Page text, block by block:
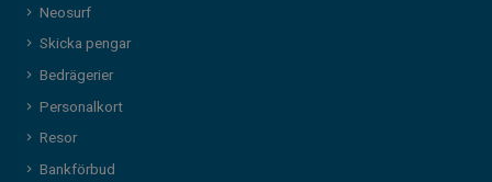
Neosurf
Skicka pengar
Bedrägerier
Personalkort
Resor
Bankförbud